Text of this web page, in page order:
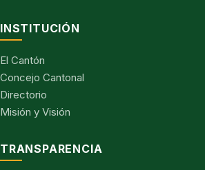
INSTITUCIÓN
El Cantón
Concejo Cantonal
Directorio
Misión y Visión
TRANSPARENCIA